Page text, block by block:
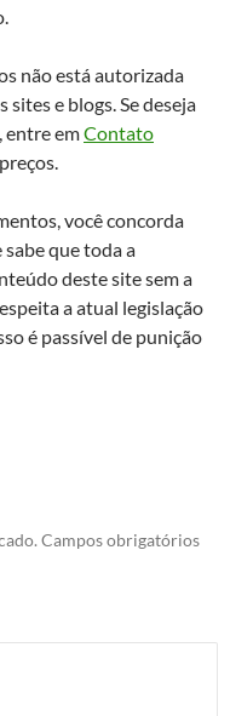
não está autorizada
sites e blogs. Se deseja
entre emContato
você concorda
que toda a
deste site sem a
a atual legislação
é passível de punição
Campos obrigatórios